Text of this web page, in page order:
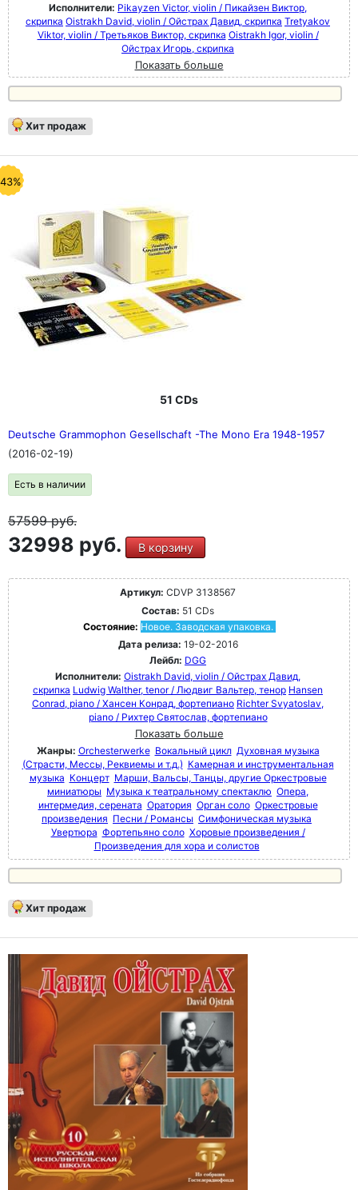
Исполнители: Pikayzen Victor, violin / Пикайзен Виктор,
скрипка Oistrakh David, violin / Ойстрах Давид, скрипка Tretyakov
Viktor, violin / Третьяков Виктор, скрипка Oistrakh Igor, violin /
Ойстрах Игорь, скрипка
Показать больше
Хит продаж
51 CDs
Deutsche Grammophon Gesellschaft -The Mono Era 1948-1957
(2016-02-19)
Есть в наличии
57599руб.
32998 руб. В корзину
Артикул: CDVP 3138567
Состав: 51 CDs
Состояние: Новое. Заводская упаковка.
Дата релиза: 19-02-2016
Лейбл: DGG
Исполнители: Oistrakh David, violin / Ойстрах Давид,
скрипка Ludwig Walther, tenor / Людвиг Вальтер, тенор Hansen
Conrad, piano / Хансен Конрад, фортепиано Richter Svyatoslav,
piano / Рихтер Святослав, фортепиано
Показать больше
Жанры: Orchesterwerke Вокальный цикл Духовная музыка
(Страсти, Мессы, Реквиемы и т.д.) Камерная и инструментальная
музыка Концерт Марши, Вальсы, Танцы, другие Оркестровые
миниатюры Музыка к театральному спектаклю Опера,
интермедия, серената Оратория Орган соло Оркестровые
произведения Песни / Романсы Симфоническая музыка
Увертюра Фортепьяно соло Хоровые произведения /
Произведения для хора и солистов
Хит продаж